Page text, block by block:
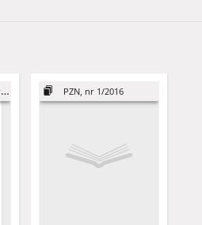
PZN, nr 1/2016